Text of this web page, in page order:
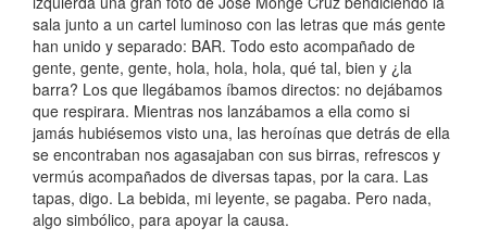
sala junto a un cartel luminoso con las letras que más gente
han unido y separado: BAR. Todo esto acompañado de
gente, gente, gente, hola, hola, hola, qué tal, bien y ¿la
barra? Los que llegábamos íbamos directos: no dejábamos
que respirara. Mientras nos lanzábamos a ella como si
jamás hubiésemos visto una, las heroínas que detrás de ella
se encontraban nos agasajaban con sus birras, refrescos y
vermús acompañados de diversas tapas, por la cara. Las
tapas, digo. La bebida, mi leyente, se pagaba. Pero nada,
algo simbólico, para apoyar la causa.